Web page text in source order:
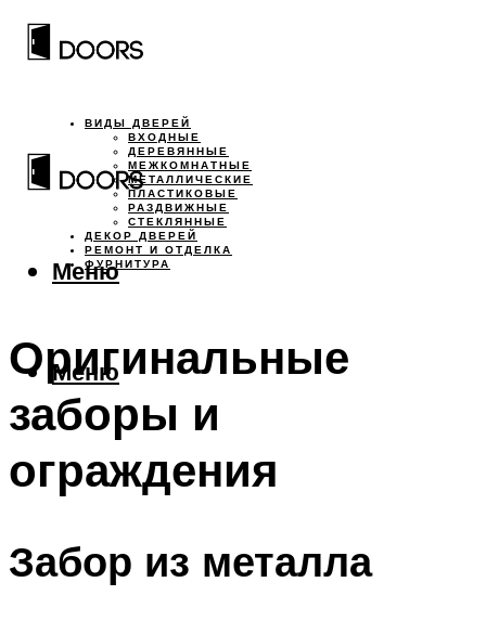
ВИДЫ ДВЕРЕЙ
ВХОДНЫЕ
ДЕРЕВЯННЫЕ
МЕЖКОМНАТНЫЕ
МЕТАЛЛИЧЕСКИЕ
ПЛАСТИКОВЫЕ
РАЗДВИЖНЫЕ
СТЕКЛЯННЫЕ
ДЕКОР ДВЕРЕЙ
РЕМОНТ И ОТДЕЛКА
ФУРНИТУРА
Меню
Меню
Оригинальные
заборы и
ограждения
Забор из металла